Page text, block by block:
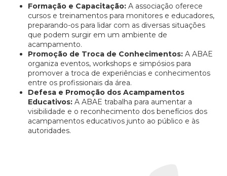
Formação e Capacitação: A associação oferece
cursos e treinamentos para monitores e educadores,
preparando-os para lidar com as diversas situações
que podem surgir em um ambiente de
acampamento.
Promoção de Troca de Conhecimentos: A ABAE
organiza eventos, workshops e simpósios para
promover a troca de experiências e conhecimentos
entre os profissionais da área.
Defesa e Promoção dos Acampamentos
Educativos: A ABAE trabalha para aumentar a
visibilidade e o reconhecimento dos benefícios dos
acampamentos educativos junto ao público e às
autoridades.